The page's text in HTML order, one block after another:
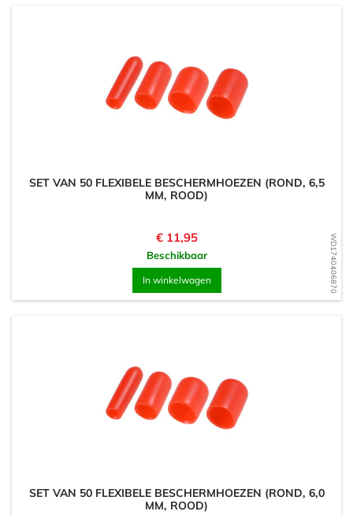
WD1740406870
SET VAN 50 FLEXIBELE BESCHERMHOEZEN (ROND, 6,5
MM, ROOD)
Prijs
€ 11,95
Beschikbaar
In winkelwagen
SET VAN 50 FLEXIBELE BESCHERMHOEZEN (ROND, 6,0
MM, ROOD)